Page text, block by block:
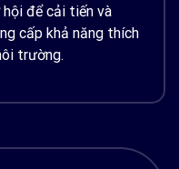
hội để cải tiến và
cấp khả năng thích
trường.